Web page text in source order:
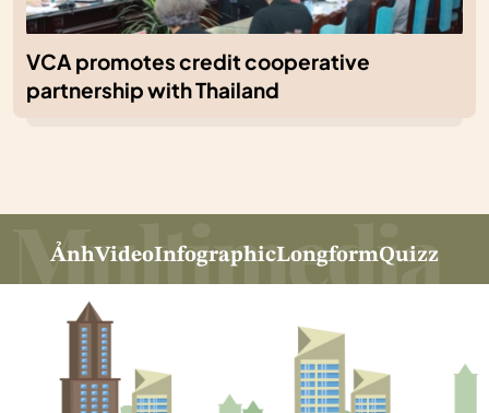
VCA promotes credit cooperative
partnership with Thailand
ẢnhVideoInfographicLongformQuizz